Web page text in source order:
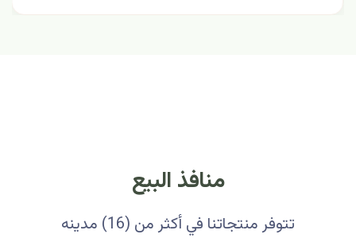
منافذ البيع
تتوفر منتجاتنا في أكثر من (16) مدينه